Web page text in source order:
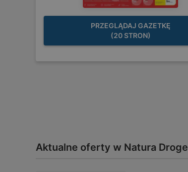
PRZEGLĄDAJ GAZETKĘ
(20 STRON)
Aktualne oferty w Natura